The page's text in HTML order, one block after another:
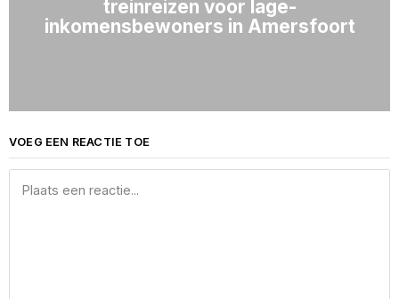
treinreizen voor lage-
inkomensbewoners in Amersfoort
VOEG EEN REACTIE TOE